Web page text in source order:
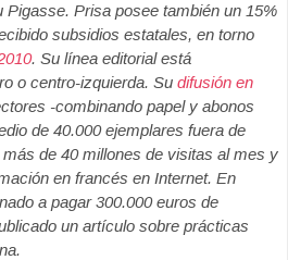
Pigasse. Prisa posee también un 15%
subsidios estatales, en torno
. Su línea editorial está
o centro-izquierda. Su difusión en
-combinando papel y abonos
de 40.000 ejemplares fuera de
de 40 millones de visitas al mes y
en francés en Internet. En
a pagar 300.000 euros de
un artículo sobre prácticas